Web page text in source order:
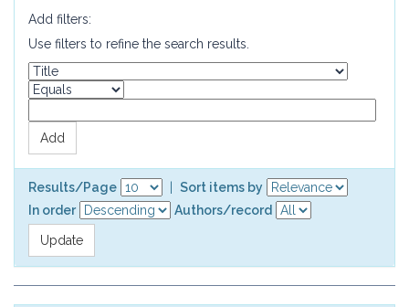
Add filters:
Use filters to refine the search results.
Results/Page
Sort items by
In order
Authors/record